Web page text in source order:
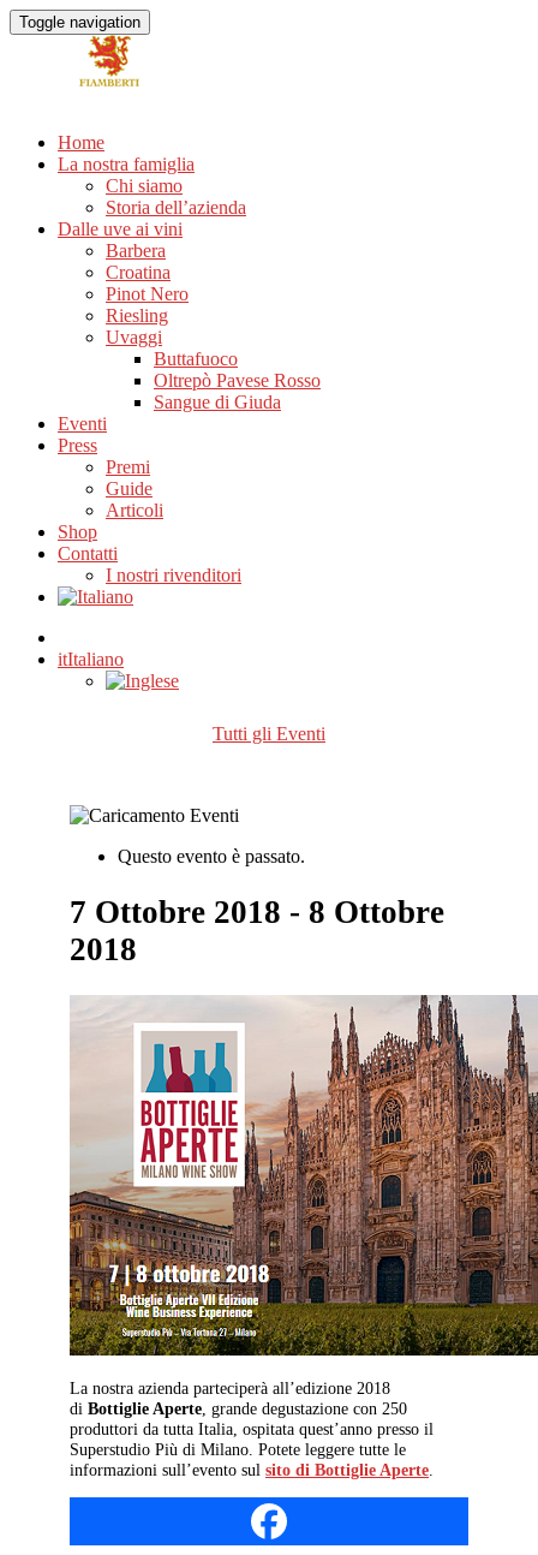
Toggle navigation
Home
La nostra famiglia
Chi siamo
Storia dell’azienda
Dalle uve ai vini
Barbera
Croatina
Pinot Nero
Riesling
Uvaggi
Buttafuoco
Oltrepò Pavese Rosso
Sangue di Giuda
Eventi
Press
Premi
Guide
Articoli
Shop
Contatti
I nostri rivenditori
itItaliano
Tutti gli Eventi
Questo evento è passato.
7 Ottobre 2018 - 8 Ottobre
2018
La nostra azienda parteciperà all’edizione 2018
di Bottiglie Aperte , grande degustazione con 250
produttori da tutta Italia, ospitata quest’anno presso il
Superstudio Più di Milano. Potete leggere tutte le
informazioni sull’evento sul sito di Bottiglie Aperte